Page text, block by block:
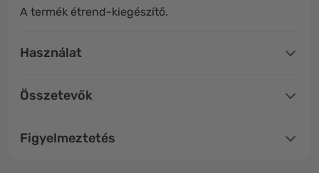
A termék étrend-kiegészítő.
Használat
Összetevők
Figyelmeztetés